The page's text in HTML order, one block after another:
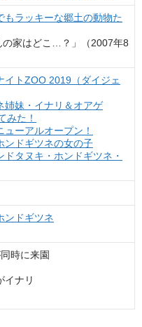
もラッキーな郷土の動物た
の家はどこ…？」（2007年8
イトZOO 2019（ダイジェ
姉妹・イナリ＆オアゲ
みた！
ーアルオープン！
ンドギツネの女の子
タヌキ・ホンドギツネ・
ンドギツネ
時に来園
イナリ